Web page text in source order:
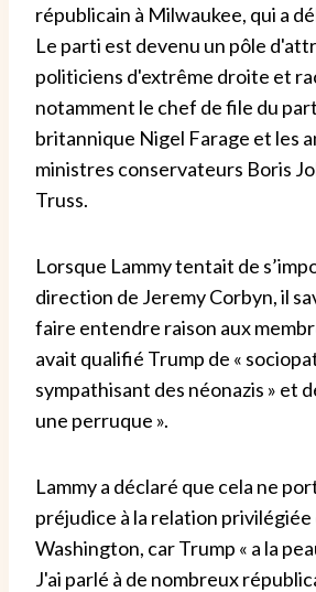
républicain à Milwaukee, qui a
Le parti est devenu un pôle
politiciens d'extrême droite et
notamment le chef de file du
britannique Nigel Farage et les
ministres conservateurs Boris
Truss.
Lorsque Lammy tentait de
direction de Jeremy Corbyn, il
faire entendre raison aux
avait qualifié Trump de «
sympathisant des néonazis » et
une perruque ».
Lammy a déclaré que cela ne
préjudice à la relation
Washington, car Trump « a la
J'ai parlé à de nombreux